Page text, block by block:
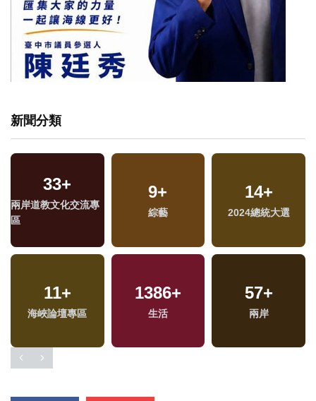
新聞分類
33+
兩岸道教文化交流專
區
9+
綜藝
14+
2024總統大選
11+
海峽論壇專區
1386+
生活
57+
兩岸